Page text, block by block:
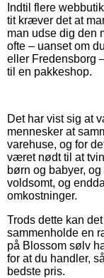
Indtil flere
tit kræver det at
man udse dig den
ofte – uanset om
eller Fredensborg
til en pakkeshop.
Det har vist sig at
mennesker at
varehuse, og for
været nødt til at
børn og babyer,
voldsomt, og
omkostninger.
Trods dette kan
sammenholde en
på Blossom sølv
for at du handler,
bedste pris.